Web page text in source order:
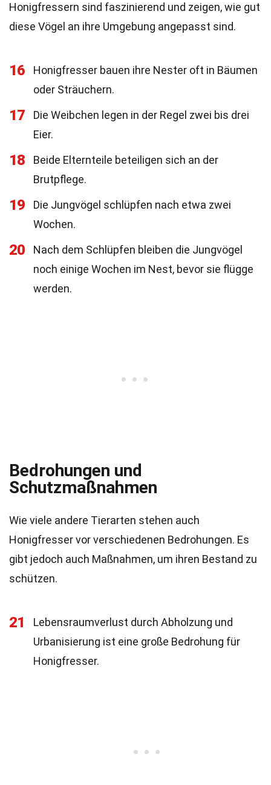
Honigfressern sind faszinierend und zeigen, wie gut
diese Vögel an ihre Umgebung angepasst sind.
16
Honigfresser bauen ihre Nester oft in Bäumen
oder Sträuchern.
17
Die Weibchen legen in der Regel zwei bis drei
Eier.
18
Beide Elternteile beteiligen sich an der
Brutpflege.
19
Die Jungvögel schlüpfen nach etwa zwei
Wochen.
20
Nach dem Schlüpfen bleiben die Jungvögel
noch einige Wochen im Nest, bevor sie flügge
werden.
Bedrohungen und
Schutzmaßnahmen
Wie viele andere Tierarten stehen auch
Honigfresser vor verschiedenen Bedrohungen. Es
gibt jedoch auch Maßnahmen, um ihren Bestand zu
schützen.
21
Lebensraumverlust durch Abholzung und
Urbanisierung ist eine große Bedrohung für
Honigfresser.